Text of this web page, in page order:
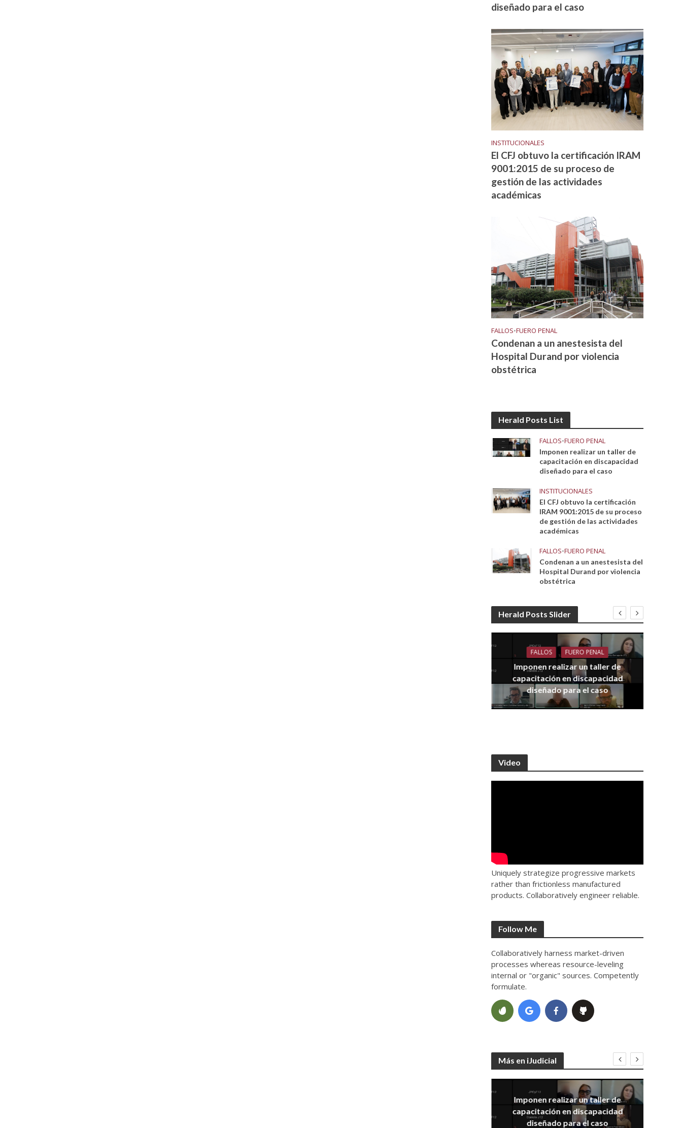
diseñado para el caso
INSTITUCIONALES
El CFJ obtuvo la certificación IRAM
9001:2015 de su proceso de
gestión de las actividades
académicas
FALLOS•FUERO PENAL
Condenan a un anestesista del
Hospital Durand por violencia
obstétrica
Herald Posts List
FALLOS•FUERO PENAL
Imponen realizar un taller de
capacitación en discapacidad
diseñado para el caso
INSTITUCIONALES
El CFJ obtuvo la certificación
IRAM 9001:2015 de su proceso
de gestión de las actividades
académicas
FALLOS•FUERO PENAL
Condenan a un anestesista del
Hospital Durand por violencia
obstétrica
Herald Posts Slider
FALLOS FUERO PENAL
Imponen realizar un taller de
capacitación en discapacidad
diseñado para el caso
Video
Uniquely strategize progressive markets
rather than frictionless manufactured
products. Collaboratively engineer reliable.
Follow Me
Collaboratively harness market-driven
processes whereas resource-leveling
internal or "organic" sources. Competently
formulate.
Más en iJudicial
Imponen realizar un taller de
capacitación en discapacidad
diseñado para el caso